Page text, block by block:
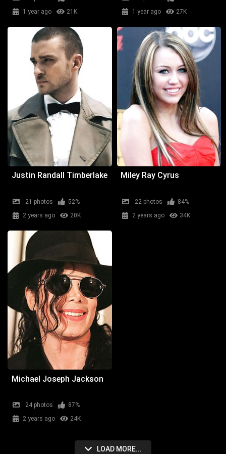
1 year ago
21K
1 year ago
27K
Justin Randall Timberlake
21 photos
52%
2 years ago
20K
Miley Ray Cyrus
22 photos
84%
2 years ago
34K
Michael Joseph Jackson
24 photos
87%
2 years ago
24K
LOAD MORE...